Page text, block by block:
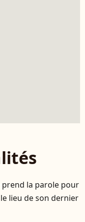
prend la parole pour
lieu de son dernier